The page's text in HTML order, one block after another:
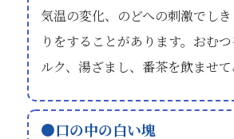
気温の変化、のどへの刺激でしき
りをすることがあります。おむ
ルク、湯ざまし、番茶を飲ませて
口の中の白い塊